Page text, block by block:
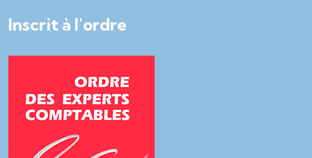
Inscrit à l'ordre